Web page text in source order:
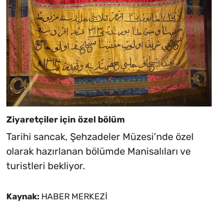
Ziyaretçiler için özel bölüm
Tarihi sancak, Şehzadeler Müzesi’nde özel
olarak hazırlanan bölümde Manisalıları ve
turistleri bekliyor.
Kaynak: HABER MERKEZİ